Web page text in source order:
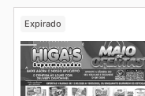
Expirado